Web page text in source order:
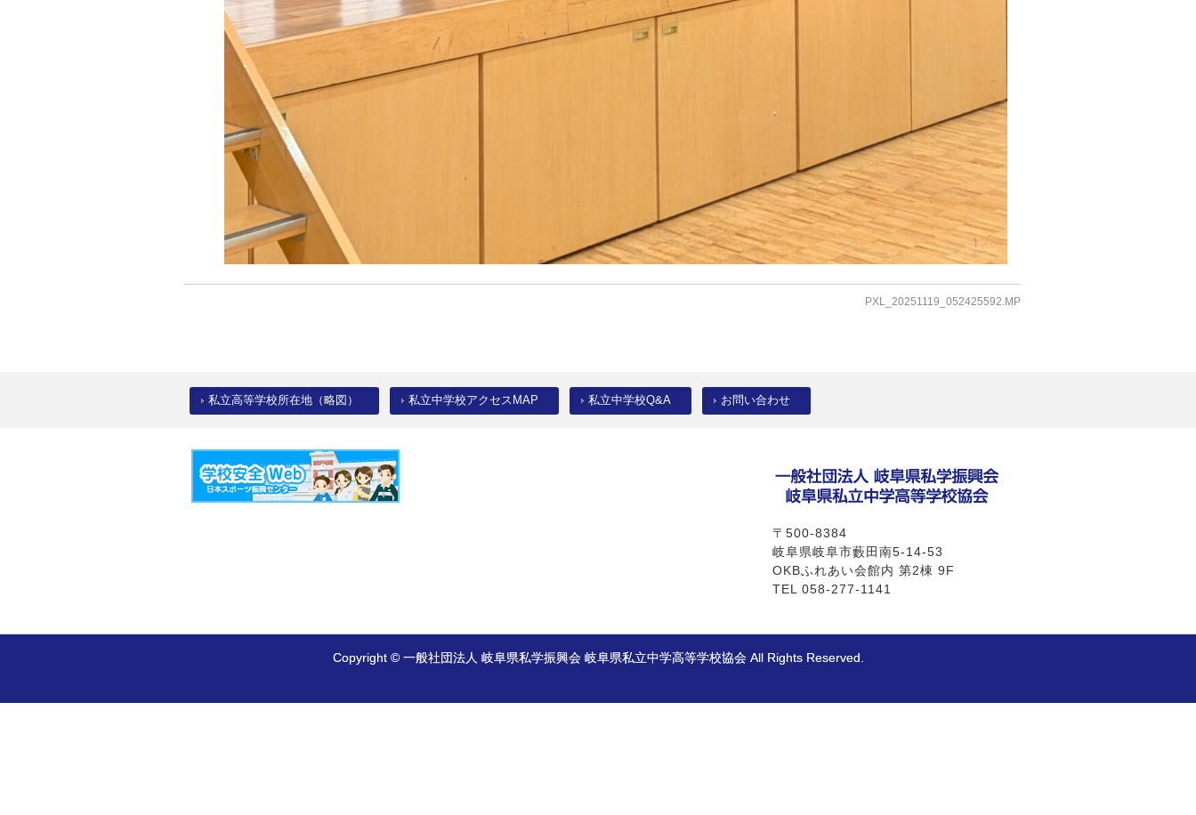
PXL_20251119_052425592.MP
私立高等学校所在地（略図） 私立中学校アクセスMAP 私立中学校Q&A お問い合わせ
〒500-8384
岐阜県岐阜市藪田南5-14-53
OKBふれあい会館内 第2棟 9F
TEL 058-277-1141
Copyright © 一般社団法人 岐阜県私学振興会 岐阜県私立中学高等学校協会 All Rights Reserved.